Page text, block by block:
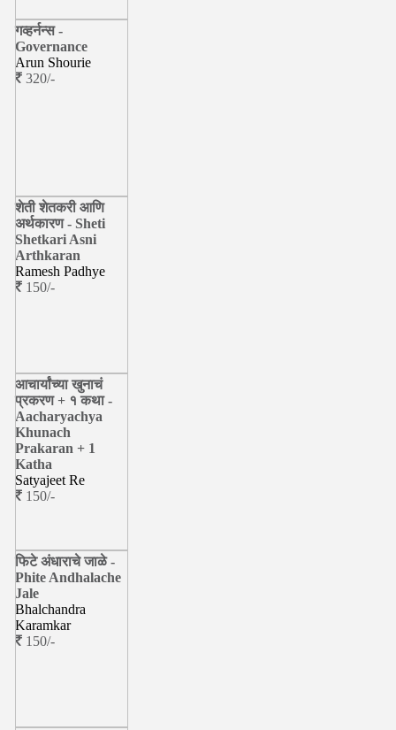
गव्हर्नन्स -
Governance
Arun Shourie
320/-
शेती शेतकरी आणि
अर्थकारण - Sheti
Shetkari Asni
Arthkaran
Ramesh Padhye
150/-
आचार्यांच्या खुनाचं
प्रकरण + १ कथा -
Aacharyachya
Khunach
Prakaran + 1
Katha
Satyajeet Re
150/-
फिटे अंधाराचे जाळे -
Phite Andhalache
Jale
Bhalchandra
Karamkar
150/-